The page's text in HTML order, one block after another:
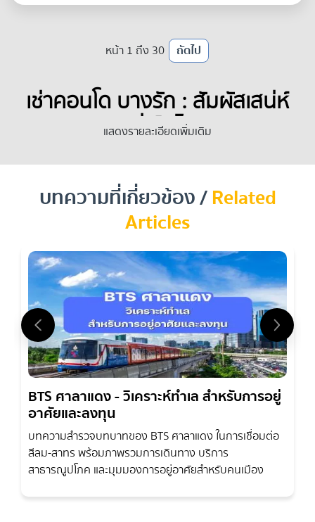
หน้า 1 ถึง 30 ถัดไป
เช่าคอนโด บางรัก : สัมผัสเสน่ห์
ย่านเก่าแก่ที่เต็มไปด้วยสีสัน
แสดงรายละเอียดเพิ่มเติม
บทความที่เกี่ยวข้อง /Related
Articles
BTS ศาลาแดง - วิเคราะห์ทำเล สำหรับการอยู่
อาศัยและลงทุน
บทความสำรวจบทบาทของ BTS ศาลาแดง ในการเชื่อมต่อ
สีลม-สาทร พร้อมภาพรวมการเดินทาง บริการ
สาธารณูปโภค และมุมมองการอยู่อาศัยสำหรับคนเมือง